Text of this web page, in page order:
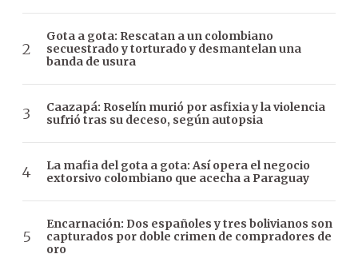
Gota a gota: Rescatan a un colombiano
secuestrado y torturado y desmantelan una
banda de usura
Caazapá: Roselín murió por asfixia y la violencia
sufrió tras su deceso, según autopsia
La mafia del gota a gota: Así opera el negocio
extorsivo colombiano que acecha a Paraguay
Encarnación: Dos españoles y tres bolivianos son
capturados por doble crimen de compradores de
oro